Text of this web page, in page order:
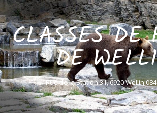
CLASSES DE
DE
Rue de la Station 31, 6920 Wellin 084